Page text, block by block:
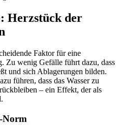
Herzstück der
Faktor für eine
Zu wenig Gefälle führt dazu, dass
und sich Ablagerungen bilden.
führen, dass das Wasser zu
– ein Effekt, der als
Norm